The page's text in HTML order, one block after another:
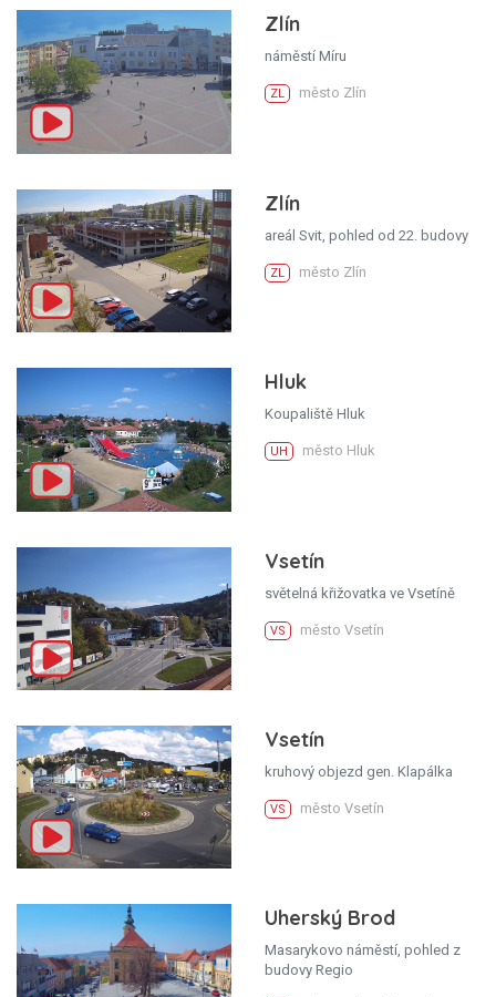
Zlín
náměstí Míru
ZL město Zlín
Zlín
areál Svit, pohled od 22. budovy
ZL město Zlín
Hluk
Koupaliště Hluk
UH město Hluk
Vsetín
světelná křižovatka ve Vsetíně
VS město Vsetín
Vsetín
kruhový objezd gen. Klapálka
VS město Vsetín
Uherský Brod
Masarykovo náměstí, pohled z
budovy Regio